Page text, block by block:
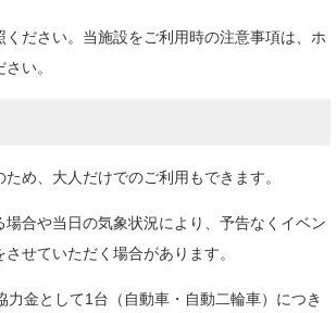
ださい。当施設をご利用時の注意事項は、ホ
い。
ため、大人だけでのご利用もできます。
場合や当日の気象状況により、予告なくイベン
させていただく場合があります。
力金として1台（自動車・自動二輪車）につき